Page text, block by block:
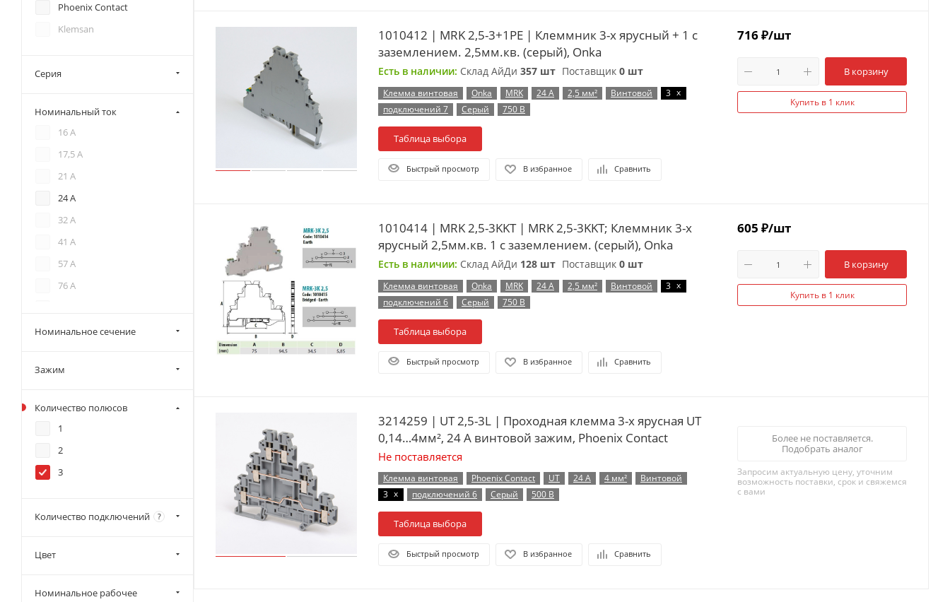
1010412 | MRK 2,5-3+1PE | Клеммник 3-х ярусный + 1 с
заземлением. 2,5мм.кв. (серый), Onka
Есть в наличии: Склад АйДи 357 шт Поставщик 0 шт
Клемма винтовая Onka MRK 24 А 2,5 мм² Винтовой 3 x
подключений 7
Серый 750 В
Таблица выбора
Быстрый просмотр В избранное Сравнить
716₽/шт
В корзину
Купить в 1 клик
1010414 | MRK 2,5-3KKT | MRK 2,5-3KKT; Клеммник 3-х
ярусный 2,5мм.кв. 1 с заземлением. (серый), Onka
Есть в наличии: Склад АйДи 128 шт Поставщик 0 шт
Клемма винтовая Onka MRK 24 А 2,5 мм² Винтовой 3 x
подключений 6
Серый 750 В
Таблица выбора
Быстрый просмотр В избранное Сравнить
605 ₽/шт
В корзину
Купить в 1 клик
3214259 | UT 2,5-3L | Проходная клемма 3-х ярусная UT
0,14…4мм², 24 А винтовой зажим, Phoenix Contact
Не поставляется
Клемма винтовая Phoenix Contact UT 24 А 4 мм²
Винтовой
3 x подключений 6 Серый 500 В
Таблица выбора
Быстрый просмотр В избранное Сравнить
Более не поставляется.
Подобрать аналог
Запросим актуальную цену, уточним
возможность поставки, срок и свяжемся
с вами
Phoenix Contact
Klemsan
Серия
Номинальный ток
16 А
17,5 А
21 А
24 А
32 А
41 А
57 А
76 А
150 А
195 А
Номинальное сечение
Зажим
Количество полюсов
1
2
3
Количество подключений ?
Цвет
Номинальное рабочее